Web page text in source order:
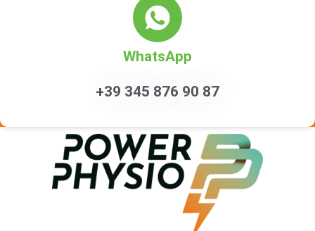
WhatsApp
+39 345 876 90 87